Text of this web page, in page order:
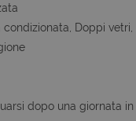
Doppi vetri,
dopo una giornata